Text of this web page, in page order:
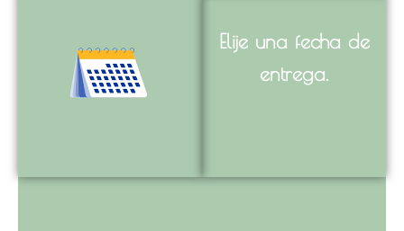
Elije una fecha de
entrega.